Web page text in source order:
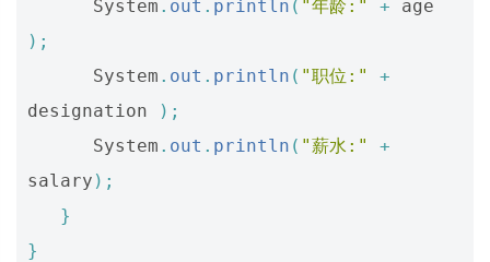
System . out . println ( "年龄:" +
age
);
System . out . println ( "职位:"
+
designation
);
System . out . println ( "薪水:"
+
salary );
}
}